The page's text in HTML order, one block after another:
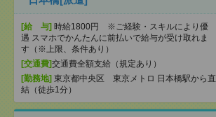
[給 与] 時給1800円 ※ご経験・スキルにより優
遇 スマホでかんたんに前払いで給与が受け取れま
す（※上限、条件あり）
[交通費]交通費全額支給（規定あり）
[勤務地] 東京都中央区 東京メトロ 日本橋駅から直
結（徒歩1分）